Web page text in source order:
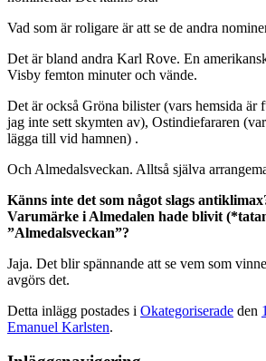
Vad som är roligare är att se de andra
Det är bland andra Karl Rove. En
Visby femton minuter och vände.
Det är också Gröna bilister (vars hemsida är
jag inte sett skymten av), Ostindiefararen
lägga till vid hamnen) .
Och Almedalsveckan. Alltså själva
Känns inte det som något slags
Varumärke i Almedalen hade blivit
”Almedalsveckan”?
Jaja. Det blir spännande att se vem som
avgörs det.
Detta inlägg postades i Okategoriserade den
Emanuel Karlsten.